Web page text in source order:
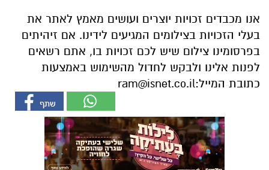
אנו מכבדים זכויות יוצרים ועושים מאמץ לאתר את
בעלי הזכויות בצילומים המגיעים לידינו. אם זיהיתים
בפרסומינו צילום שיש לכם זכויות בו, אתם רשאים
לפנות אלינו ולבקש לחדול מהשימוש באמצעות
כתובת המייל:ram@isnet.co.il